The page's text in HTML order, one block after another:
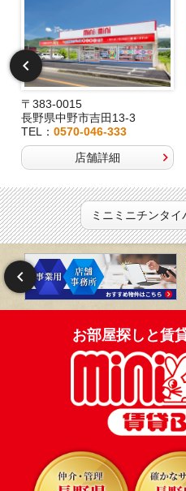
〒383-0015
長野県中野市吉田13-3
TEL： 0570-046-333
店舗詳細
ミニミニチンタ
お部屋探しと賃